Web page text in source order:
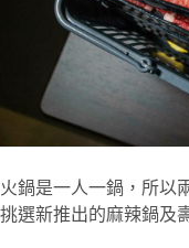
火鍋是一人一鍋，所以
挑選新推出的麻辣鍋及